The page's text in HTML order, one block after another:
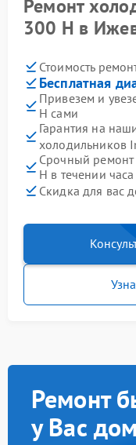
Ремонт
300 H в
Стоимость
Бесплатная
Привезем и
H сами
Гарантия на
холодильников
Срочный ремонт
H в течении часа
Скидка для вас
Ремонт
у Вас